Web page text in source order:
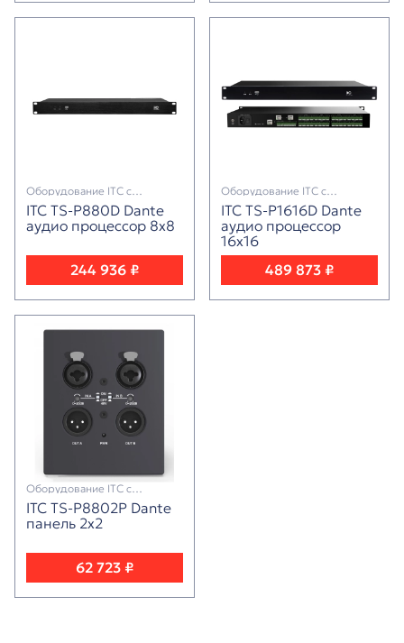
Оборудование ITC с
поддержкой протокола Dante
ITC TS-P880D Dante
аудио процессор 8х8
244 936 ₽
Оборудование ITC с
поддержкой протокола Dante
ITC TS-P1616D Dante
аудио процессор
16х16
489 873 ₽
Оборудование ITC с
поддержкой протокола Dante
ITC TS-P8802P Dante
панель 2х2
62 723 ₽